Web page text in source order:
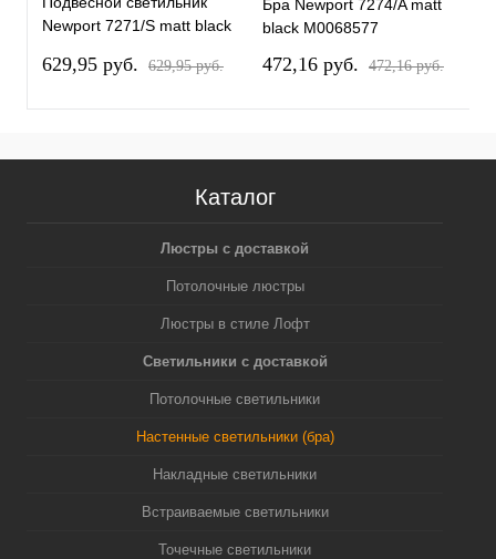
Newport 7271/S matt black
629,95 pуб. 629,95 pуб.
Бра Newport 7274/A matt
black М0068577
472,16 pуб. 472,16 pуб.
Каталог
Люстры с доставкой
Потолочные люстры
Люстры в стиле Лофт
Светильники с доставкой
Потолочные светильники
Настенные светильники (бра)
Накладные светильники
Встраиваемые светильники
Точечные светильники